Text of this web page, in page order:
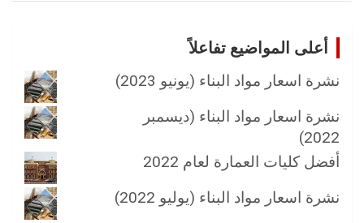
أعلى المواضيع تفاعلاً
نشرة اسعار مواد البناء (يونيو 2023)
نشرة اسعار مواد البناء (ديسمبر
2022)
أفضل كليات العمارة لعام 2022
نشرة اسعار مواد البناء (يوليو 2022)